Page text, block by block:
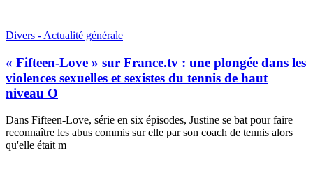
Divers - Actualité générale
« Fifteen-Love » sur France.tv : une plongée dans les
violences sexuelles et sexistes du tennis de haut
niveau O
Dans Fifteen-Love, série en six épisodes, Justine se bat pour faire
reconnaître les abus commis sur elle par son coach de tennis alors
qu'elle était m